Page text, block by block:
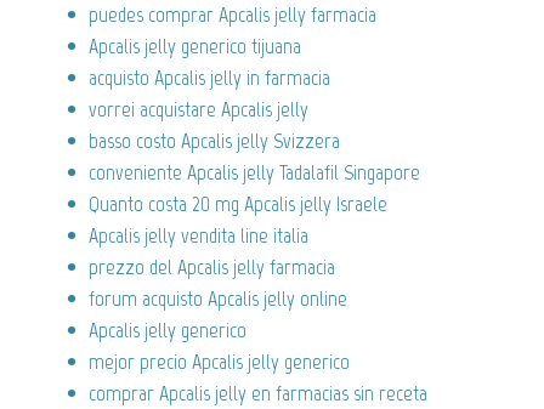
puedes comprar Apcalis jelly farmacia
Apcalis jelly generico tijuana
acquisto Apcalis jelly in farmacia
vorrei acquistare Apcalis jelly
basso costo Apcalis jelly Svizzera
conveniente Apcalis jelly Tadalafil Singapore
Quanto costa 20 mg Apcalis jelly Israele
Apcalis jelly vendita line italia
prezzo del Apcalis jelly farmacia
forum acquisto Apcalis jelly online
Apcalis jelly generico
mejor precio Apcalis jelly generico
comprar Apcalis jelly en farmacias sin receta